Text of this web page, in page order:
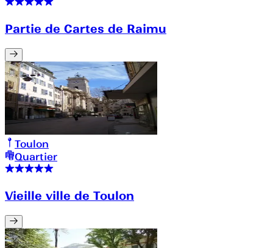
Partie de Cartes de Raimu
Toulon
Quartier
Vieille ville de Toulon